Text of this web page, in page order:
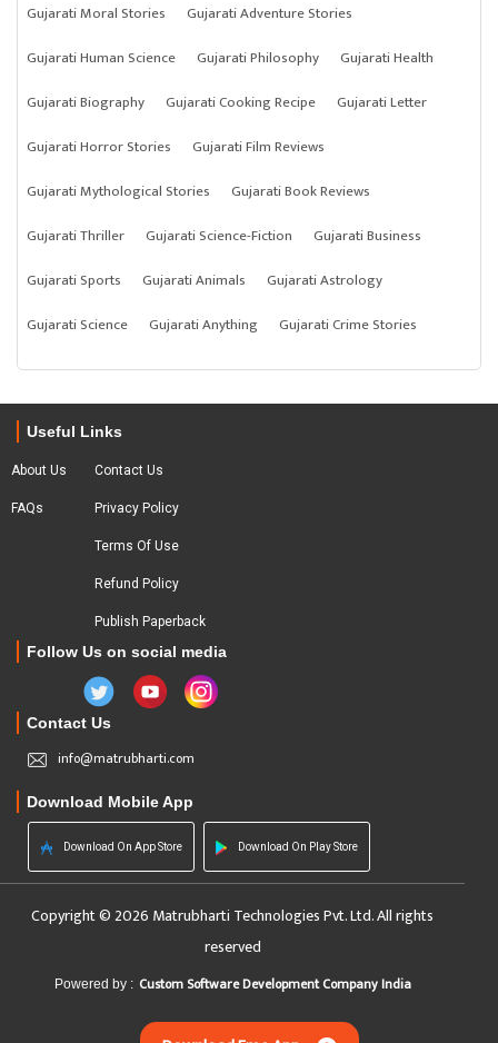
Gujarati Moral Stories
Gujarati Adventure Stories
Gujarati Human Science
Gujarati Philosophy
Gujarati Health
Gujarati Biography
Gujarati Cooking Recipe
Gujarati Letter
Gujarati Horror Stories
Gujarati Film Reviews
Gujarati Mythological Stories
Gujarati Book Reviews
Gujarati Thriller
Gujarati Science-Fiction
Gujarati Business
Gujarati Sports
Gujarati Animals
Gujarati Astrology
Gujarati Science
Gujarati Anything Gujarati Crime Stories
Useful Links
About Us
FAQs
Contact Us
Privacy Policy
Terms Of Use
Refund Policy
Publish Paperback
Follow Us on social media
Contact Us
info@matrubharti.com
Download Mobile App
Download On App Store Download On Play Store
Copyright © 2026 Matrubharti Technologies Pvt. Ltd. All rights
reserved
Powered by : Custom Software Development Company India